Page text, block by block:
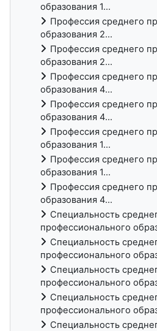
образования 1...
Профессия среднего
образования 2...
Профессия среднего
образования 2...
Профессия среднего
образования 4...
Профессия среднего
образования 4...
Профессия среднего
образования 1...
Профессия среднего
образования 1...
Профессия среднего
образования 4...
Специальность
профессионального
Специальность
профессионального
Специальность
профессионального
Специальность
профессионального
Специальность